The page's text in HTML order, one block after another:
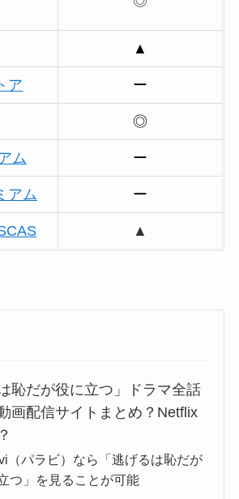
▲
ア ー
◎
ム ー
アム ー
▲
恥だが役に立つ」ドラマ全話
画配信サイトまとめ？Netflix
（パラビ）なら「逃げるは恥だが
つ」を見ることが可能